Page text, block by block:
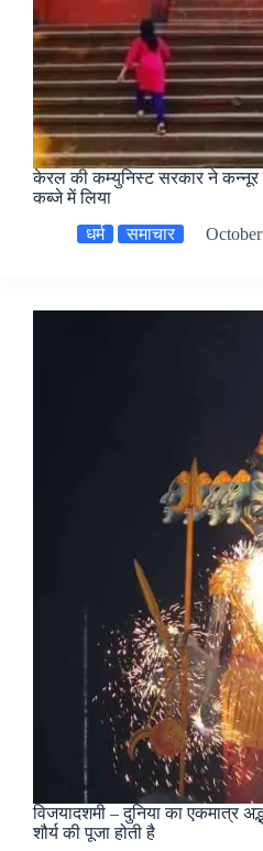
केरल की कम्युनिस्ट सरकार ने कन्नूर
कब्जे में लिया
धर्म
समाचार
विजयादशमी – दुनिया का एकमात्र
शौर्य की पूजा होती है